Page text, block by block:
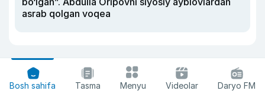
asrab qolgan voqea
Bosh sahifa Tasma Menyu Videolar Daryo FM